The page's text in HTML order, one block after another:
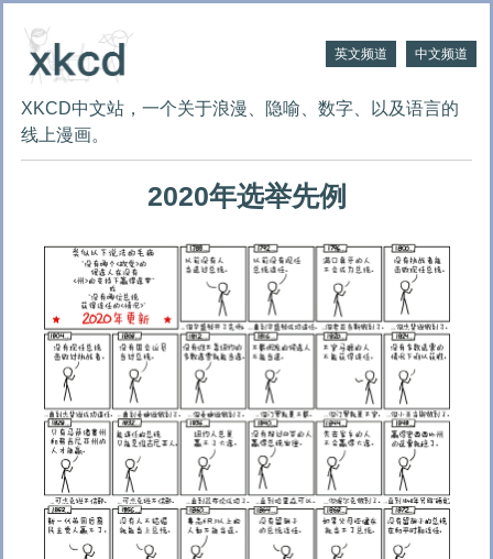
英文频道 中文频道
XKCD中文站，一个关于浪漫、隐喻、数字、以及语言的
线上漫画。
2020年选举先例